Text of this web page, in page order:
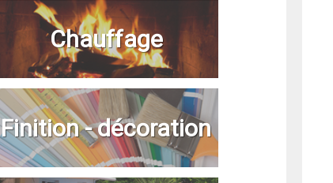
Chauffage
Finition - décoration